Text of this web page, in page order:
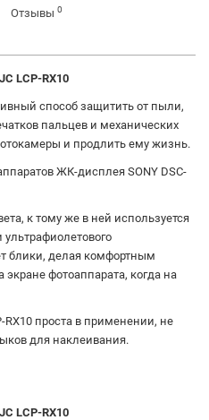
Отзывы 0
LCP-RX10
способ защитить от пыли,
пальцев и механических
и продлить ему жизнь.
ЖК-дисплея SONY DSC-
к тому же в ней используется
блики, делая комфортным
фотоаппарата, когда на
проста в применении, не
для наклеивания.
LCP-RX10